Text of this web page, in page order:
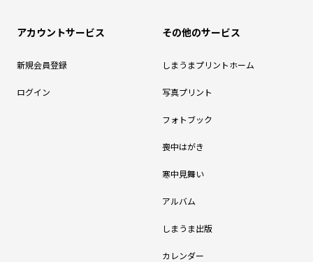
アカウントサービス
新規会員登録
ログイン
その他のサービス
しまうまプリントホーム
写真プリント
フォトブック
喪中はがき
寒中見舞い
アルバム
しまうま出版
カレンダー